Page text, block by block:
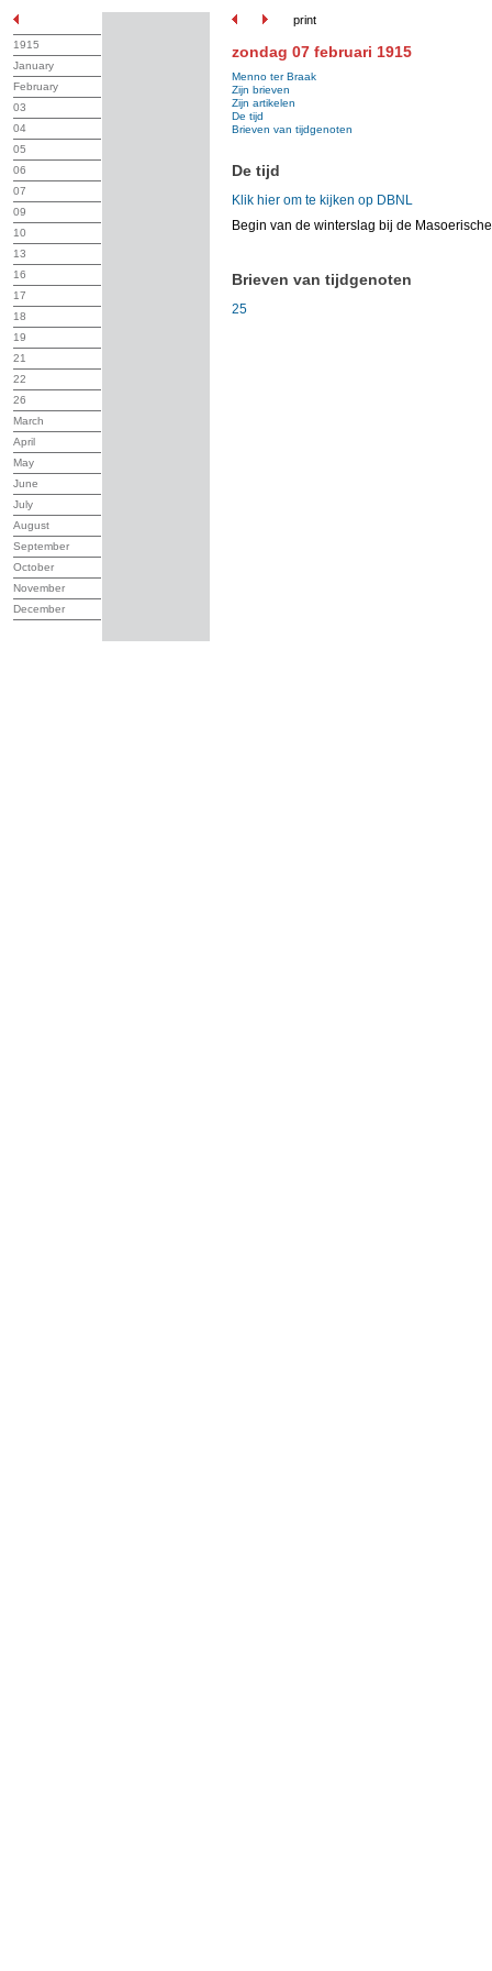
print
1915
January
February
03
04
05
06
07
09
10
13
16
17
18
19
21
22
26
March
April
May
June
July
August
September
October
November
December
zondag 07 februari 1915
Menno ter Braak
Zijn brieven
Zijn artikelen
De tijd
Brieven van tijdgenoten
De tijd
Klik hier om te kijken op DBNL
Begin van de winterslag bij de
Brieven van tijdgenoten
25